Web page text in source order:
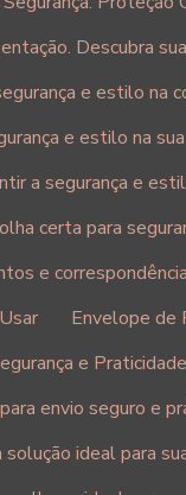
Descubra
e estilo na
e estilo na
a segurança e
certa para
e
Envelope de
e
envio seguro e
ideal para